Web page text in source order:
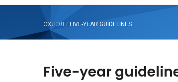
ЭХЛЭЛ / FIVE-YEAR GUIDELINES
Five-year